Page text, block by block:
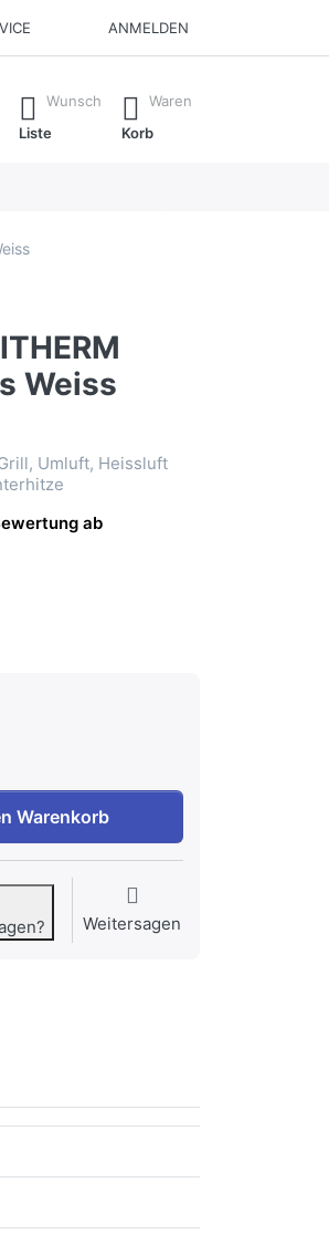
ANMELDEN
Drücken Sie die Eingabetaste, um alle
Wunsch
Liste
Waren
Korb
Weiss
Umluft, Heissluft
ab
V600 Backofen Glas Weiss zu
Warenkorb
Weitersagen